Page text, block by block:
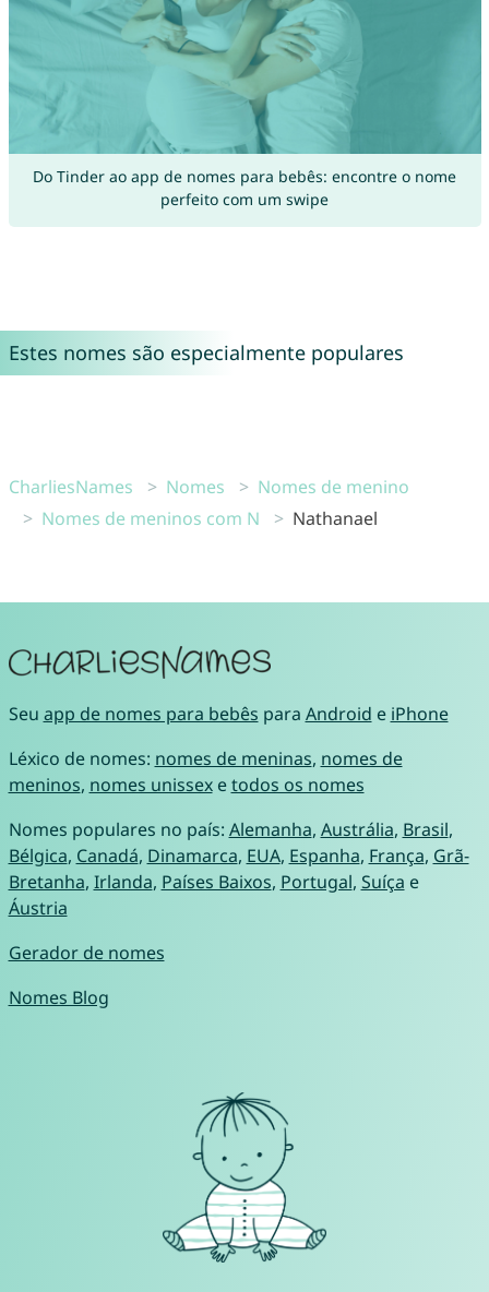
Do Tinder ao app de nomes para bebês: encontre o nome
perfeito com um swipe
Estes nomes são especialmente populares
CharliesNames Nomes
Nomes de menino
Nomes de meninos com N
Nathanael
Seu app de nomes para bebês para Android e iPhone
Léxico de nomes: nomes de meninas, nomes de
meninos, nomes unissexetodos os nomes
Nomes populares no país: Alemanha, Austrália, Brasil,
Bélgica, Canadá, Dinamarca, EUA, Espanha, França, Grã-
Bretanha, Irlanda, Países Baixos, Portugal, Suíça e
Áustria
Gerador de nomes
Nomes Blog